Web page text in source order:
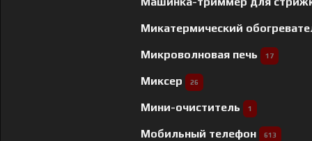
Микатермический
Микроволновая печь 17
Миксер 26
Мини-очиститель 1
Мобильный телефон 613